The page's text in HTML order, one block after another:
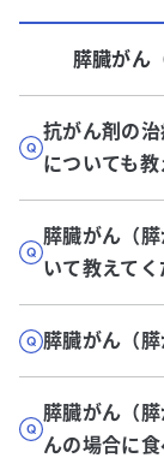
膵臓がん
抗がん剤の
についても教
膵臓がん（
いて教えてく
膵臓がん（
膵臓がん（
んの場合に